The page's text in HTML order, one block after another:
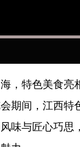
特色美食亮
期间，江西特
味与匠心巧思